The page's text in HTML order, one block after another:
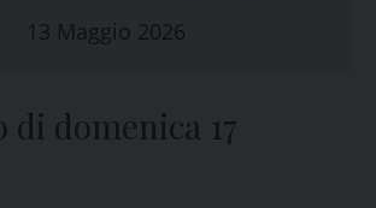
13 Maggio 2026
di domenica 17